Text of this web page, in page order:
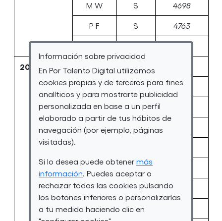
Información sobre privacidad
En Por Talento Digital utilizamos
cookies propias y de terceros para fines
analíticos y para mostrarte publicidad
personalizada en base a un perfil
elaborado a partir de tus hábitos de
navegación (por ejemplo, páginas
visitadas).
Si lo desea puede obtener más
información . Puedes aceptar o
rechazar todas las cookies pulsando
los botones inferiores o personalizarlas
a tu medida haciendo clic en
M W S 4698
P F S 4763
O M J M 5114
20/10/2022 G E
R G T 4536
H R S
AA A
V
G M M
H G A